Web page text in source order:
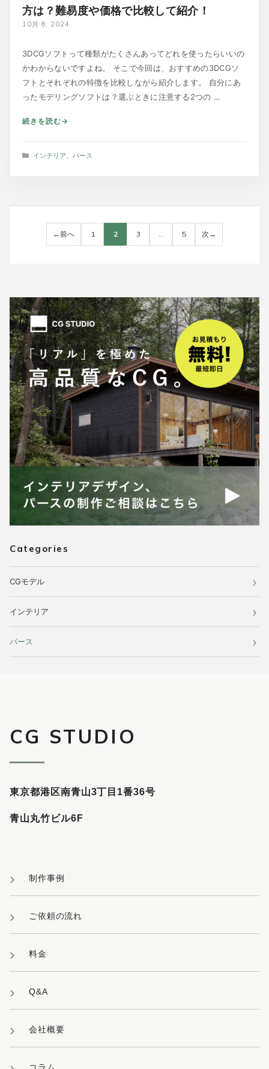
方は？難易度や価格で比較して紹介！
10月 8, 2024
3DCGソフトって種類がたくさんあってどれを使ったらいいの
かわからないですよね。 そこで今回は、おすすめの3DCGソ
フトとそれぞれの特徴を比較しながら紹介します。 自分にあ
ったモデリングソフトは？選ぶときに注意する2つの …
続きを読む
カ
インテリア パース
←前へ
ペ
1
ペ
2
ペ
3
ペ
5 次 →
Categories
CGモデル
インテリア
パース
CG STUDIO
東京都港区南青山3丁目1番36号
青山丸竹ビル6F
制作事例
ご依頼の流れ
料金
Q&A
会社概要
コラム